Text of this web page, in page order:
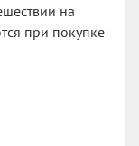
на
при покупке